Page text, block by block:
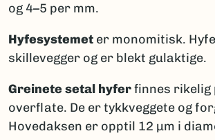
og 4–5 per mm.
Hyfesystemet er monomitisk.
skillevegger og er blekt gulaktige.
Greinete setal hyferfinnes rikelig
overflate. De er tykkveggete og
Hovedaksen er opptil 12 μm i